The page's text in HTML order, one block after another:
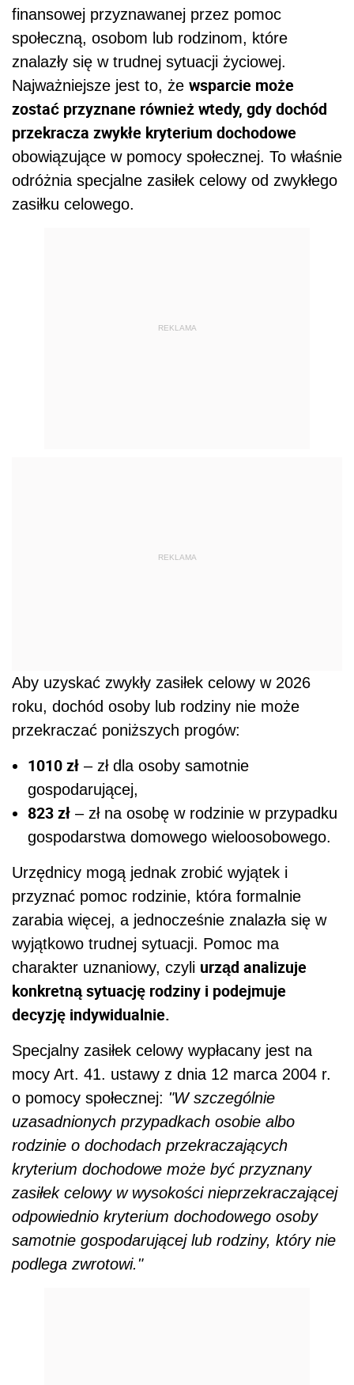
finansowej przyznawanej przez pomoc
społeczną, osobom lub rodzinom, które
znalazły się w trudnej sytuacji życiowej.
Najważniejsze jest to, że wsparcie może
zostać przyznane również wtedy, gdy dochód
przekracza zwykłe kryterium dochodowe
obowiązujące w pomocy społecznej. To właśnie
odróżnia specjalne zasiłek celowy od zwykłego
zasiłku celowego.
REKLAMA
REKLAMA
Aby uzyskać zwykły zasiłek celowy w 2026
roku, dochód osoby lub rodziny nie może
przekraczać poniższych progów:
1010 zł – zł dla osoby samotnie
gospodarującej,
823 zł – zł na osobę w rodzinie w przypadku
gospodarstwa domowego wieloosobowego.
Urzędnicy mogą jednak zrobić wyjątek i
przyznać pomoc rodzinie, która formalnie
zarabia więcej, a jednocześnie znalazła się w
wyjątkowo trudnej sytuacji. Pomoc ma
charakter uznaniowy, czyli urząd analizuje
konkretną sytuację rodziny i podejmuje
decyzję indywidualnie.
Specjalny zasiłek celowy wypłacany jest na
mocy Art. 41. ustawy z dnia 12 marca 2004 r.
o pomocy społecznej: "W szczególnie
uzasadnionych przypadkach osobie albo
rodzinie o dochodach przekraczających
kryterium dochodowe może być przyznany
zasiłek celowy w wysokości nieprzekraczającej
odpowiednio kryterium dochodowego osoby
samotnie gospodarującej lub rodziny, który nie
podlega zwrotowi."